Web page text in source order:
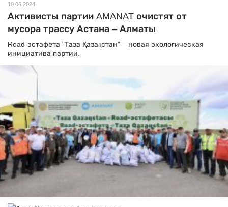
10.06.2024
Активисты партии AMANAT очистят от
мусора трассу Астана – Алматы
Road-эстафета "Таза Қазақстан" – новая экологическая
инициатива партии.